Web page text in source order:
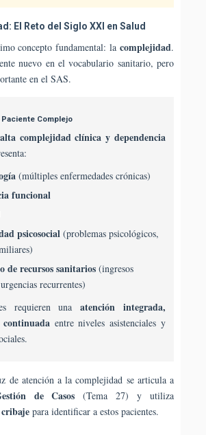
El Reto del Siglo XXI en Salud
concepto fundamental: la complejidad.
nuevo en el vocabulario sanitario, pero
en el SAS.
Paciente Complejo
complejidad clínica y dependencia
(múltiples enfermedades crónicas)
funcional
psicosocial (problemas psicológicos,
de recursos sanitarios (ingresos
recurrentes)
requieren unaatención integrada,
entre niveles asistenciales y
de atención a la complejidad se articula a
de Casos (Tema 27) y utiliza
para identificar a estos pacientes.